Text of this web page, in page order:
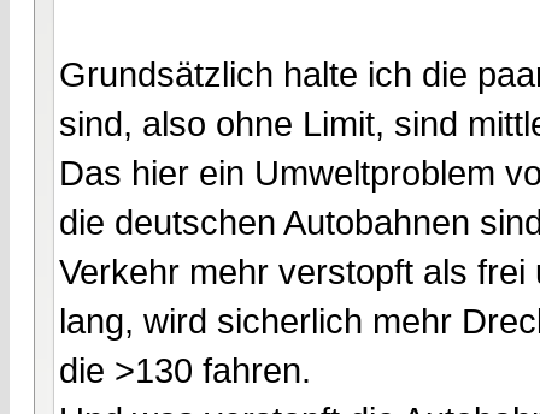
Grundsätzlich halte ich die
sind, also ohne Limit, sind
Das hier ein Umweltproblem
die deutschen Autobahnen
Verkehr mehr verstopft als
lang, wird sicherlich mehr
die >130 fahren.